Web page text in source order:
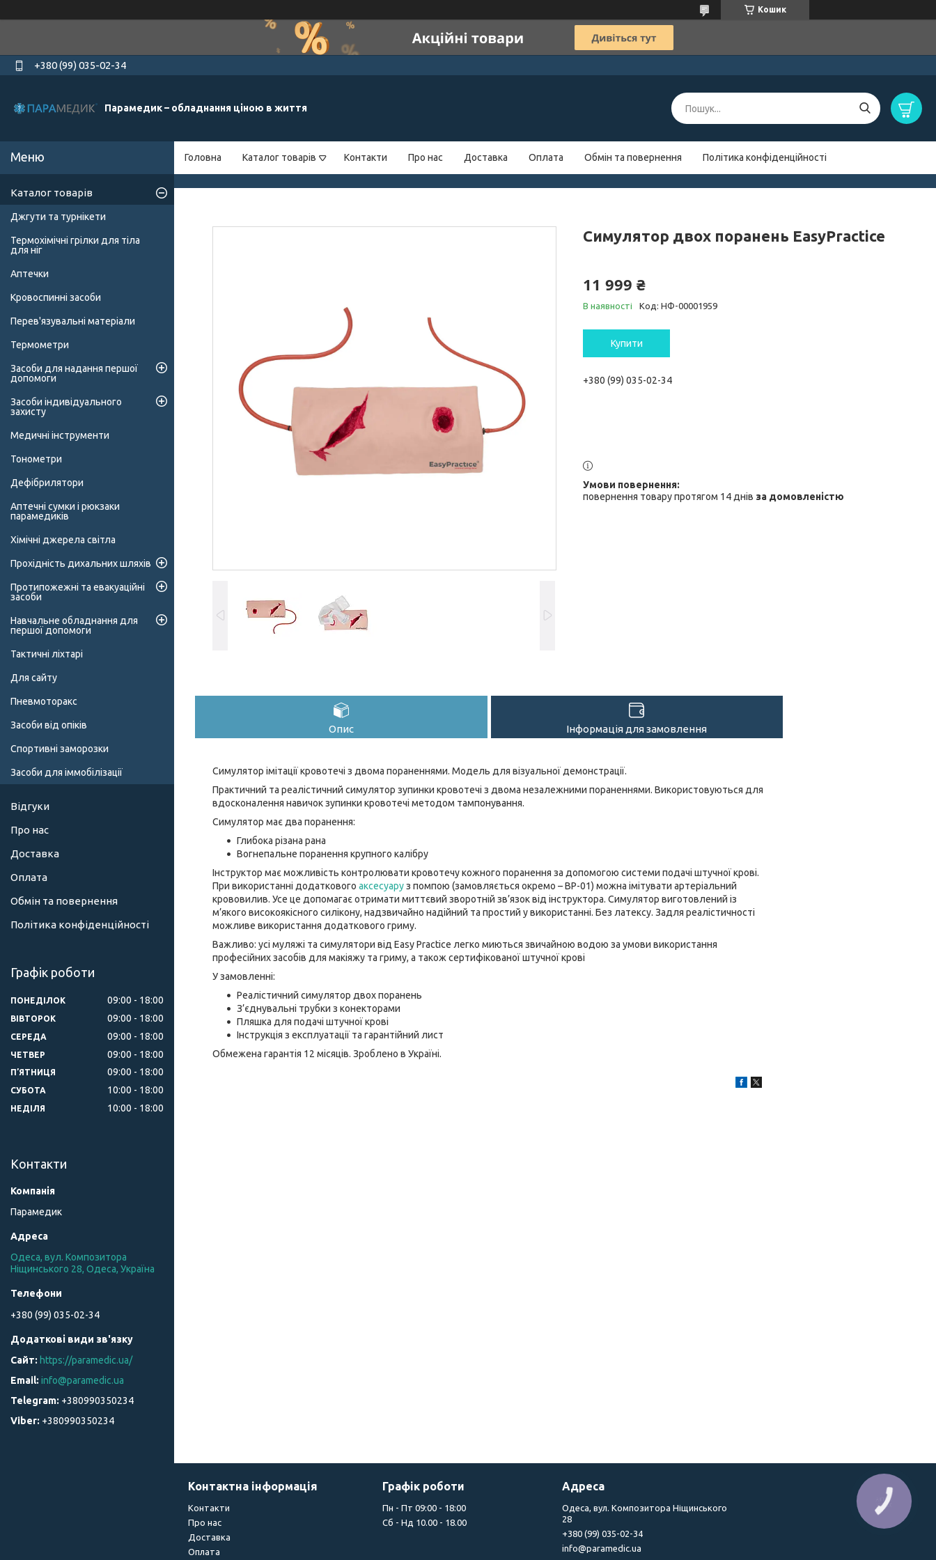
Кошик
+380 (99) 035-02-34
Парамедик – обладнання ціною в життя
Головна Каталог товарів Контакти Про нас Доставка Оплата Обмін та повернення Політика конфіденційності
Симулятор двох поранень EasyPractice
11 999 ₴
В наявності Код: НФ-00001959
Купити
+380 (99) 035-02-34
повернення товару протягом 14 днів за домовленістю
Опис Інформація для замовлення
Симулятор імітації кровотечі з двома пораненнями. Модель для візуальної демонстрації.
Практичний та реалістичний симулятор зупинки кровотечі з двома незалежними пораненнями. Використовуються для
вдосконалення навичок зупинки кровотечі методом тампонування.
Симулятор має два поранення:
Глибока різана рана
Вогнепальне поранення крупного калібру
Інструктор має можливість контролювати кровотечу кожного поранення за допомогою системи подачі штучної крові.
При використанні додаткового аксесуаруз помпою (замовляється окремо – BP-01) можна імітувати артеріальний
крововилив. Усе це допомагає отримати миттєвий зворотній зв’язок від інструктора. Симулятор виготовлений із
м’якого високоякісного силікону, надзвичайно надійний та простий у використанні. Без латексу. Задля реалістичності
можливе використання додаткового гриму.
Важливо: усі муляжі та симулятори від Easy Practice легко миються звичайною водою за умови використання
професійних засобів для макіяжу та гриму, а також сертифікованої штучної крові
У замовленні:
Реалістичний симулятор двох поранень
З’єднувальні трубки з конекторами
Пляшка для подачі штучної крові
Інструкція з експлуатації та гарантійний лист
Обмежена гарантія 12 місяців. Зроблено в Україні.
Каталог товарів
Джгути та турнікети
Термохімічні грілки для тіла
для ніг
Аптечки
Кровоспинні засоби
Перев'язувальні матеріали
Термометри
Засоби для надання першої
допомоги
Засоби індивідуального
захисту
Медичні інструменти
Тонометри
Дефібрилятори
Аптечні сумки і рюкзаки
парамедиків
Хімічні джерела світла
Прохідність дихальних шляхів
Протипожежні та евакуаційні
засоби
Навчальне обладнання для
першої допомоги
Тактичні ліхтарі
Для сайту
Пневмоторакс
Засоби від опіків
Спортивні заморозки
Засоби для іммобілізації
Відгуки
Про нас
Доставка
Оплата
Обмін та повернення
Політика конфіденційності
Графік роботи
ПОНЕДІЛОК 09:00 18:00
ВІВТОРОК 09:00 18:00
СЕРЕДА 09:00 18:00
ЧЕТВЕР 09:00 18:00
ПʼЯТНИЦЯ 09:00 18:00
СУБОТА 10:00 18:00
НЕДІЛЯ 10:00 18:00
Контакти
Парамедик
Одеса, вул. Композитора
Ніщинського 28, Одеса, Україна
+380 (99) 035-02-34
https://paramedic.ua/
info@paramedic.ua
+380990350234
+380990350234
Контактна інформація
Контакти
Про нас
Доставка
Оплата
Графік роботи
Пн - Пт 09:00 - 18:00
Сб - Нд 10.00 - 18.00
Адреса
Одеса, вул. Композитора Ніщинського
28
+380 (99) 035-02-34
info@paramedic.ua
КНОПКА
ЗВ'ЯЗКУ